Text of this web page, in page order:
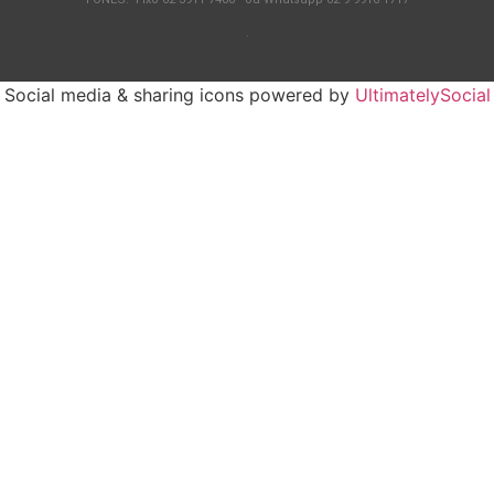
.
Social media & sharing icons powered by UltimatelySocial